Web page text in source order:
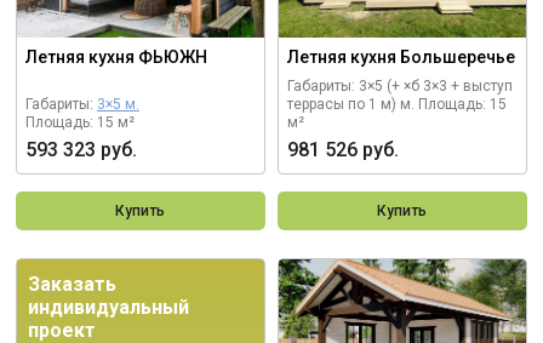
Летняя кухня ФЬЮЖН
Габариты: 3×5 м.
Площадь: 15 м²
593 323 руб.
Купить
Летняя кухня Большеречье
Габариты: 3×5 (+ ×б 3×3 + выступ
террасы по 1 м) м. Площадь: 15
м²
981 526 руб.
Купить
Заказать
индивидуальный
проект